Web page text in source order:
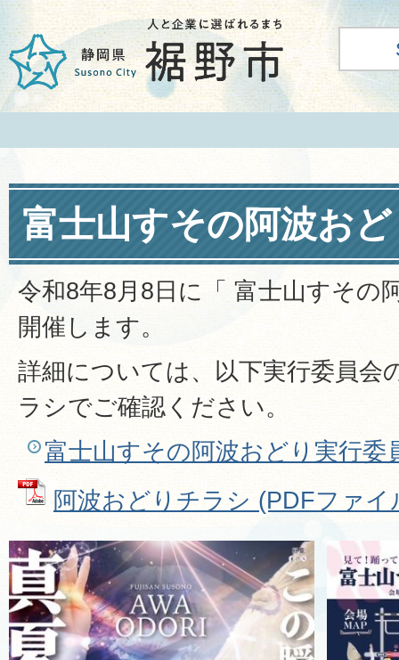
富士山すその阿波お
令和8年8月8日に「 富士山すその
開催します。
詳細については、以下実行委員会
ラシでご確認ください。
富士山すその阿波おどり実行委
阿波おどりチラシ (PDFファイ